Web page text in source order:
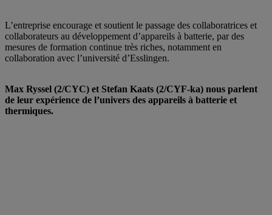
L’entreprise encourage et soutient le passage des collaboratrices et
collaborateurs au développement d’appareils à batterie, par des
mesures de formation continue très riches, notamment en
collaboration avec l’université d’Esslingen.
Max Ryssel (2/CYC) et Stefan Kaats (2/CYF-ka) nous parlent
de leur expérience de l’univers des appareils à batterie et
thermiques.